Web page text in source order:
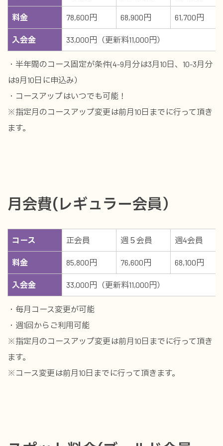
料金 78,600円 68,900円 61,700円
入会金 33,000円（更新料11,000円）
・半年間のコース固定が条件(4-9月分は3月10日、10-3月分
は9月10日に申込み）
・コースアップはいつでも可能！
※指定月のコースアップ変更は前月10日までに行って頂き
ます。
月会費(レギュラー会員）
コース 正会員 週５会員 週4会員
料金 85,800円 76,600円 68,100円
入会金 33,000円（更新料11,000円）
・毎月コース変更が可能
・週1回からご利用可能
※指定月のコースアップ変更は前月10日までに行って頂き
ます。
※コース変更は前月10日までに行って頂きます。